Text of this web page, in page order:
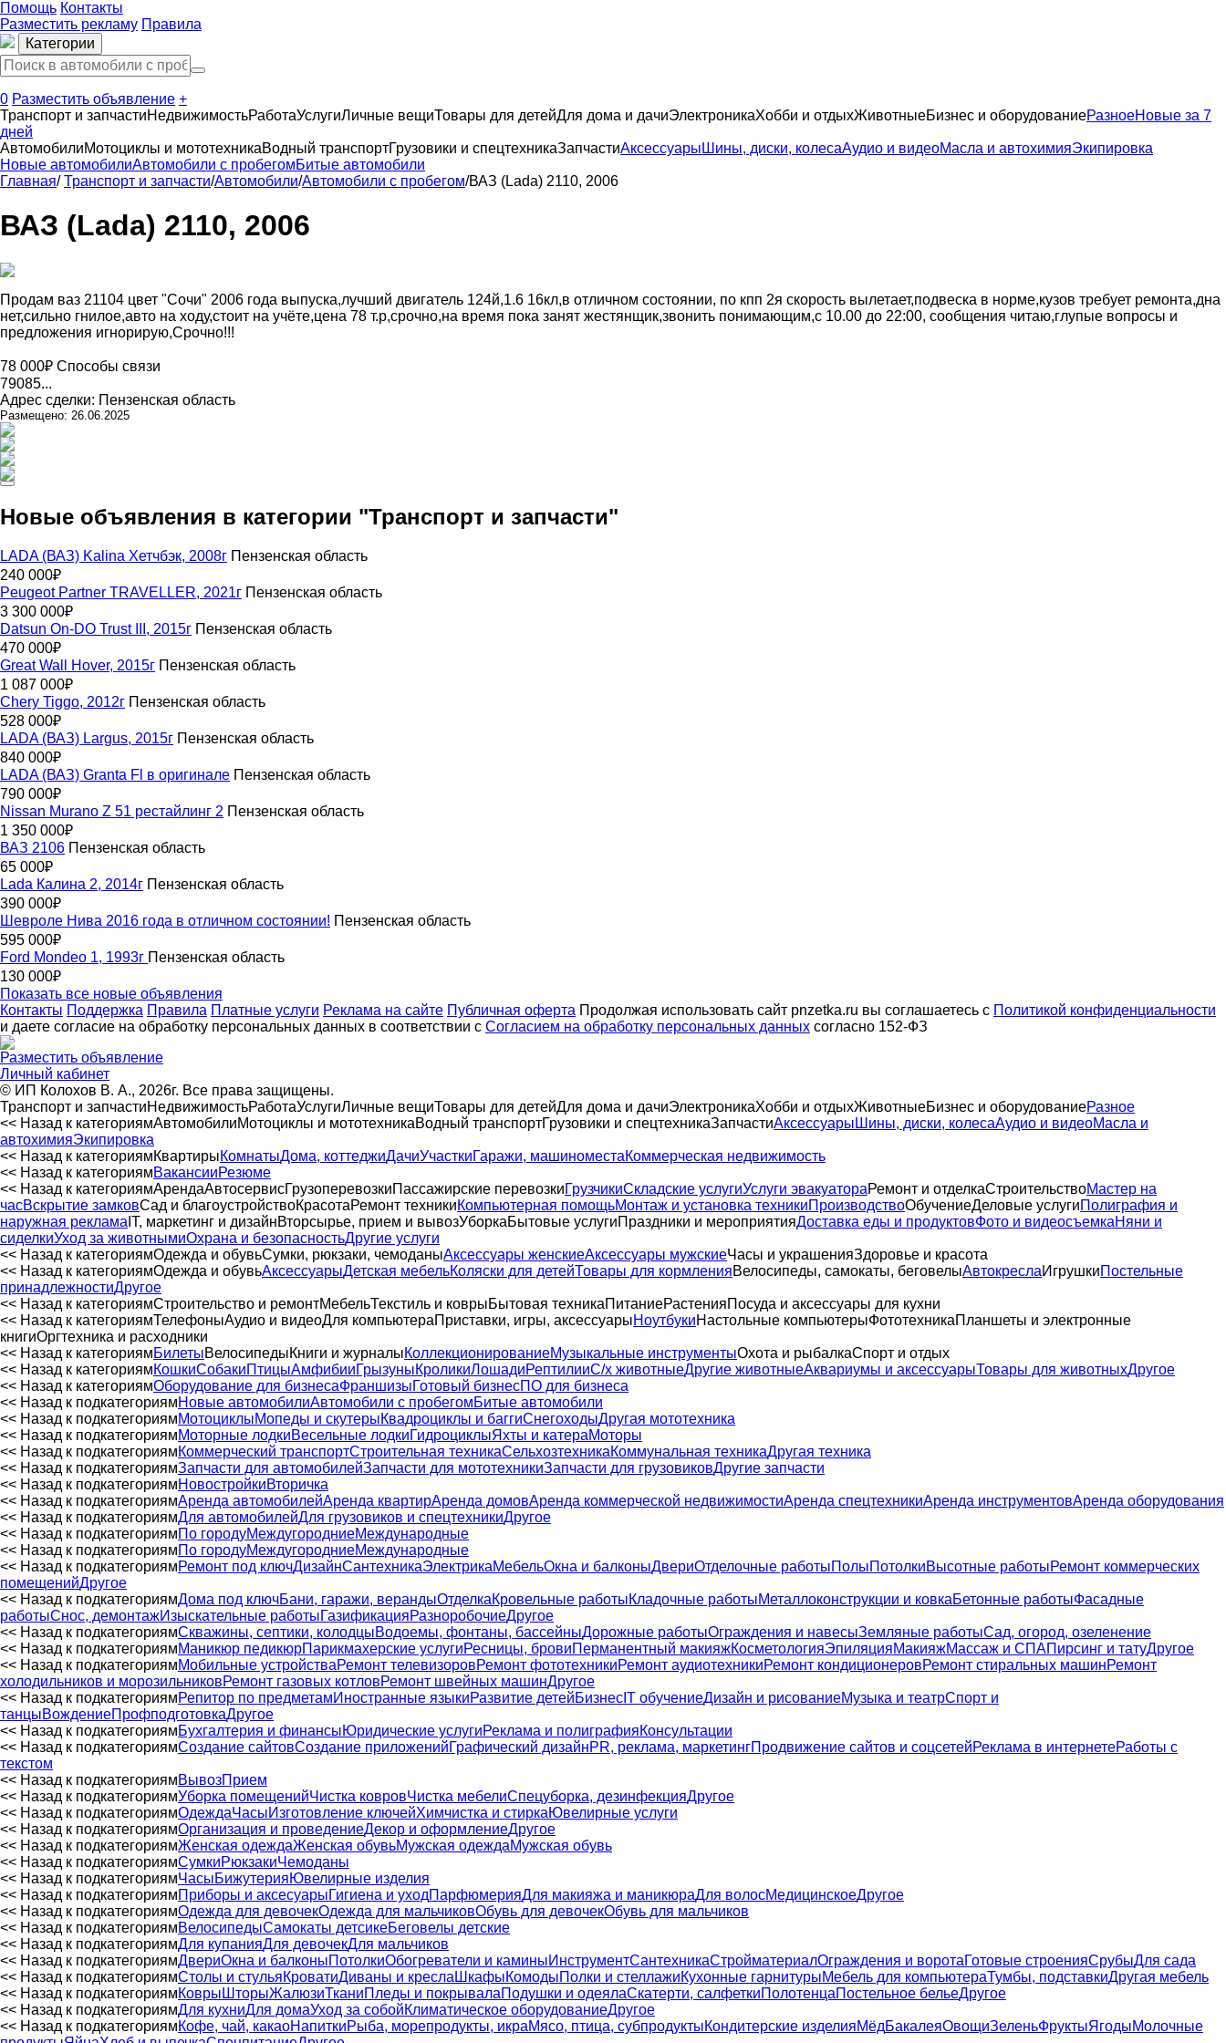
Помощь Контакты
Разместить рекламу Правила
Категории
0 Разместить объявление +
Транспорт и запчастиНедвижимостьРаботаУслугиЛичные вещиТовары для детейДля дома и дачиЭлектроникаХобби и отдыхЖивотныеБизнес и оборудованиеРазноеНовые за 7
дней
АвтомобилиМотоциклы и мототехникаВодный транспортГрузовики и спецтехникаЗапчастиАксессуары Шины, диски, колесаАудио и видеоМасла и автохимияЭкипировка
Новые автомобилиАвтомобили с пробегомБитые автомобили
Главная/ Транспорт и запчасти/Автомобили/Автомобили с пробегом/ВАЗ (Lada) 2110, 2006
ВАЗ (Lada) 2110, 2006
Продам ваз 21104 цвет "Сочи" 2006 года выпуска,лучший двигатель 124й,1.6 16кл,в отличном состоянии, по кпп 2я скорость вылетает,подвеска в норме,кузов требует ремонта,дна
нет,сильно гнилое,авто на ходу,стоит на учёте,цена 78 т.р,срочно,на время пока занят жестянщик,звонить понимающим,с 10.00 до 22:00, сообщения читаю,глупые вопросы и
предложения игнорирую,Срочно!!!
78 000₽ Способы связи
79085...
Адрес сделки: Пензенская область
Размещено: 26.06.2025
Новые объявления в категории "Транспорт и запчасти"
LADA (ВАЗ) Kalina Хетчбэк, 2008г Пензенская область
240 000₽
Peugeot Partner TRAVELLER, 2021г Пензенская область
3 300 000₽
Datsun On-DO Trust III, 2015г Пензенская область
470 000₽
Great Wall Hover, 2015г Пензенская область
1 087 000₽
Chery Tiggo, 2012г Пензенская область
528 000₽
LADA (ВАЗ) Largus, 2015г Пензенская область
840 000₽
LADA (ВАЗ) Granta Fl в оригинале Пензенская область
790 000₽
Nissan Murano Z 51 рестайлинг 2 Пензенская область
1 350 000₽
ВАЗ 2106 Пензенская область
65 000₽
Lada Калина 2, 2014г Пензенская область
390 000₽
Шевролe Нива 2016 года в отличном cоcтоянии! Пензенская область
595 000₽
Ford Mondeo 1, 1993г Пензенская область
130 000₽
Показать все новые объявления
Контакты Поддержка Правила Платные услуги Реклама на сайте Публичная оферта Продолжая использовать сайт pnzetka.ru вы соглашаетесь с Политикой конфиденциальности
и даете согласие на обработку персональных данных в соответствии с Согласием на обработку персональных данных согласно 152-ФЗ
Разместить объявление
Личный кабинет
© ИП Колохов В. А., 2026г. Все права защищены.
Транспорт и запчастиНедвижимостьРаботаУслугиЛичные вещиТовары для детейДля дома и дачиЭлектроникаХобби и отдыхЖивотныеБизнес и оборудованиеРазное
<< Назад к категориямАвтомобилиМотоциклы и мототехникаВодный транспортГрузовики и спецтехникаЗапчастиАксессуары Шины, диски, колесаАудио и видеоМасла и
автохимияЭкипировка
<< Назад к категориямКвартирыКомнатыДома, коттеджиДачиУчасткиГаражи, машиноместаКоммерческая недвижимость
<< Назад к категориямВакансииРезюме
<< Назад к категориямАрендаАвтосервиcГрузоперевозкиПассажирские перевозкиГрузчикиСкладские услугиУслуги эвакуатораРемонт и отделкаСтроительствоМастер на
часВскрытие замковСад и благоустройствоКрасотаРемонт техникиКомпьютерная помощьМонтаж и установка техникиПроизводствоОбучениеДеловые услугиПолиграфия и
наружная реклама IT, маркетинг и дизайнВторсырье, прием и вывозУборкаБытовые услугиПраздники и мероприятияДоставка еды и продуктовФото и видеосъемкаНяни и
сиделкиУход за животнымиОхрана и безопасностьДругие услуги
<< Назад к категориямОдежда и обувьСумки, рюкзаки, чемоданыАксессуары женскиеАксессуары мужскиеЧасы и украшенияЗдоровье и красота
<< Назад к категориямОдежда и обувьАксессуарыДетская мебельКоляски для детейТовары для кормленияВелосипеды, самокаты, беговелыАвтокреслаИгрушкиПостельные
принадлежностиДругое
<< Назад к категориямСтроительство и ремонтМебельТекстиль и коврыБытовая техникаПитаниеРастенияПосуда и аксессуары для кухни
<< Назад к категориямТелефоныАудио и видеоДля компьютераПриставки, игры, аксессуарыНоутбукиНастольные компьютерыФототехникаПланшеты и электронные
книгиОргтехника и расходники
<< Назад к категориямБилетыВелосипедыКниги и журналыКоллекционированиеМузыкальные инструментыОхота и рыбалкаСпорт и отдых
<< Назад к категориямКошкиСобакиПтицыАмфибииГрызуныКроликиЛошадиРептилииС/х животныеДругие животныеАквариумы и аксессуарыТовары для животныхДругое
<< Назад к категориямОборудование для бизнесаФраншизыГотовый бизнесПО для бизнеса
<< Назад к подкатегориямНовые автомобилиАвтомобили с пробегомБитые автомобили
<< Назад к подкатегориямМотоциклыМопеды и скутерыКвадроциклы и баггиСнегоходыДругая мототехника
<< Назад к подкатегориямМоторные лодкиВесельные лодкиГидроциклыЯхты и катераМоторы
<< Назад к подкатегориямКоммерческий транспортСтроительная техникаСельхозтехникаКоммунальная техникаДругая техника
<< Назад к подкатегориямЗапчасти для автомобилейЗапчасти для мототехникиЗапчасти для грузовиковДругие запчасти
<< Назад к подкатегориямНовостройкиВторичка
<< Назад к подкатегориямАренда автомобилейАренда квартирАренда домовАренда коммерческой недвижимостиАренда спецтехникиАренда инструментовАренда оборудования
<< Назад к подкатегориямДля автомобилейДля грузовиков и спецтехникиДругое
<< Назад к подкатегориямПо городуМеждугородниеМеждународные
<< Назад к подкатегориямПо городуМеждугородниеМеждународные
<< Назад к подкатегориямРемонт под ключДизайнСантехникаЭлектрикаМебельОкна и балконыДвериОтделочные работыПолыПотолкиВысотные работыРемонт коммерческих
помещенийДругое
<< Назад к подкатегориямДома под ключБани, гаражи, верандыОтделкаКровельные работыКладочные работыМеталлоконструкции и ковкаБетонные работыФасадные
работыСнос, демонтажИзыскательные работыГазификацияРазноробочиеДругое
<< Назад к подкатегориямСкважины, септики, колодцыВодоемы, фонтаны, бассейныДорожные работыОграждения и навесыЗемляные работыСад, огород, озеленение
<< Назад к подкатегориямМаникюр педикюрПарикмахерские услугиРесницы, бровиПерманентный макияжКосметологияЭпиляцияМакияжМассаж и СПАПирсинг и татуДругое
<< Назад к подкатегориямМобильные устройстваРемонт телевизоровРемонт фототехникиРемонт аудиотехникиРемонт кондиционеровРемонт стиральных машинРемонт
холодильников и морозильниковРемонт газовых котловРемонт швейных машинДругое
<< Назад к подкатегориямРепитор по предметамИностранные языкиРазвитие детейБизнес IT обучениеДизайн и рисованиеМузыка и театрСпорт и
танцыВождениеПрофподготовкаДругое
<< Назад к подкатегориямБухгалтерия и финансыЮридические услугиРеклама и полиграфияКонсультации
<< Назад к подкатегориямСоздание сайтовСоздание приложенийГрафический дизайнPR, реклама, маркетингПродвижение сайтов и соцсетейРеклама в интернетеРаботы с
текстом
<< Назад к подкатегориямВывозПрием
<< Назад к подкатегориямУборка помещенийЧистка ковровЧистка мебелиСпецуборка, дезинфекцияДругое
<< Назад к подкатегориямОдеждаЧасыИзготовление ключейХимчистка и стиркаЮвелирные услуги
<< Назад к подкатегориямОрганизация и проведениеДекор и оформлениеДругое
<< Назад к подкатегориямЖенская одеждаЖенская обувьМужская одеждаМужская обувь
<< Назад к подкатегориямСумкиРюкзакиЧемоданы
<< Назад к подкатегориямЧасыБижутерияЮвелирные изделия
<< Назад к подкатегориямПриборы и аксесуарыГигиена и уходПарфюмерияДля макияжа и маникюраДля волосМедицинскоеДругое
<< Назад к подкатегориямОдежда для девочекОдежда для мальчиковОбувь для девочекОбувь для мальчиков
<< Назад к подкатегориямВелосипедыСамокаты детсикеБеговелы детские
<< Назад к подкатегориямДля купанияДля девочекДля мальчиков
<< Назад к подкатегориямДвериОкна и балконыПотолкиОбогреватели и каминыИнструментСантехникаСтройматериалОграждения и воротаГотовые строенияСрубыДля сада
<< Назад к подкатегориямСтолы и стульяКроватиДиваны и кресла ШкафыКомодыПолки и стеллажиКухонные гарнитурыМебель для компьютераТумбы, подставкиДругая мебель
<< Назад к подкатегориямКовры ШторыЖалюзиТканиПледы и покрывалаПодушки и одеялаСкатерти, салфеткиПолотенцаПостельное бельеДругое
<< Назад к подкатегориямДля кухниДля домаУход за собойКлиматическое оборудованиеДругое
<< Назад к подкатегориямКофе, чай, какаоНапиткиРыба, морепродукты, икраМясо, птица, субпродуктыКондитерские изделияМёдБакалеяОвощиЗеленьФруктыЯгодыМолочные